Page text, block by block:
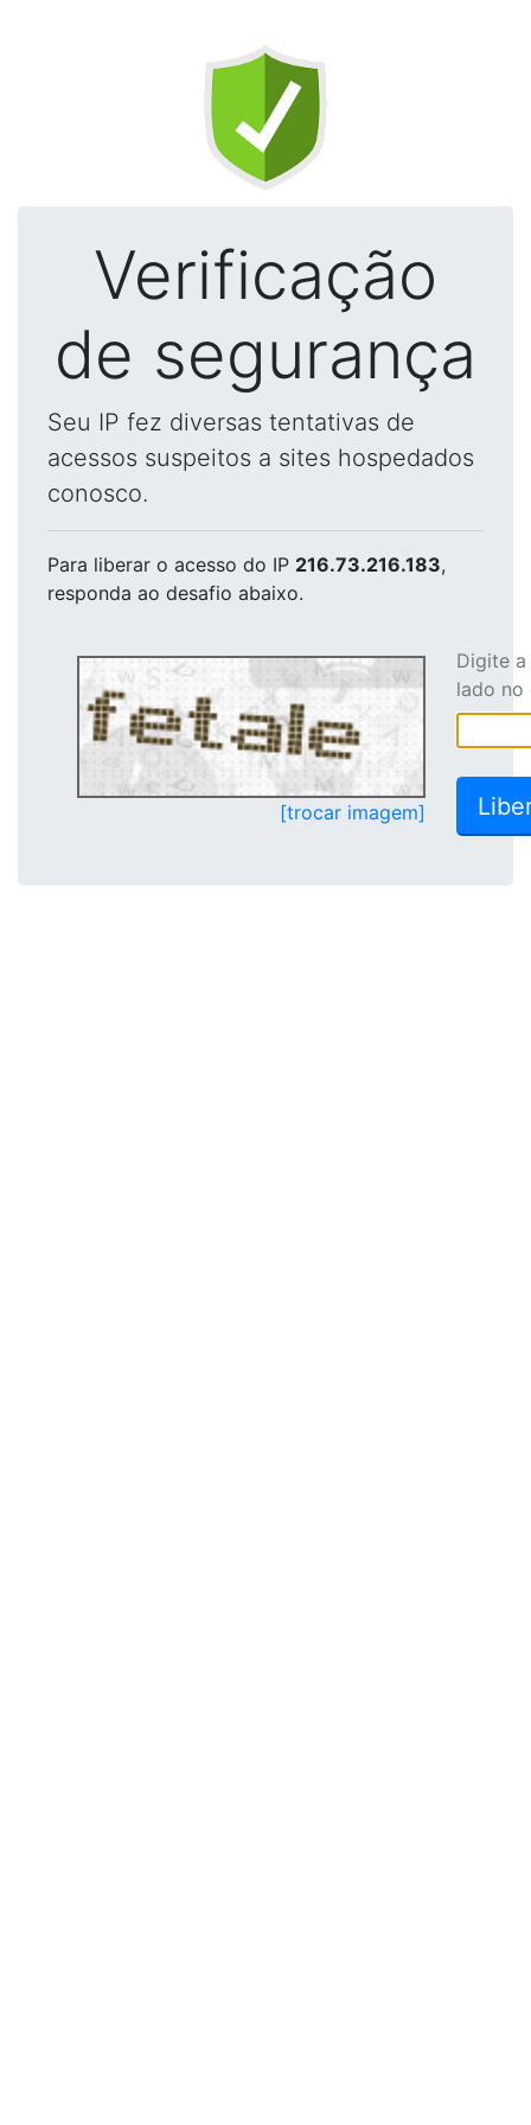
Verificação
de segurança
Seu IP fez diversas tentativas de
acessos suspeitos a sites hospedados
conosco.
Para liberar o acesso do IP 216.73.216.183,
responda ao desafio abaixo.
[trocar imagem]
Digite
lado no